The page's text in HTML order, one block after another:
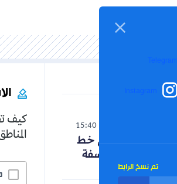
Telegram
Instagram
تم نسخ الرابط
15:40
حنون تدخل على خط
الجدل حول الفلسفة
كيف